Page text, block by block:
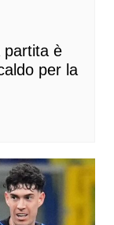
partita è
per la